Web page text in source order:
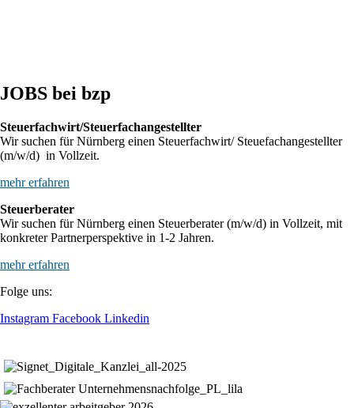
JOBS bei bzp
Steuerfachwirt/Steuerfachangestellter
Wir suchen für Nürnberg einen Steuerfachwirt/ Steuefachangestellter
(m/w/d) in Vollzeit.
mehr erfahren
Steuerberater
Wir suchen für Nürnberg einen Steuerberater (m/w/d) in Vollzeit, mit
konkreter Partnerperspektive in 1-2 Jahren.
mehr erfahren
Folge uns:
Instagram Facebook Linkedin